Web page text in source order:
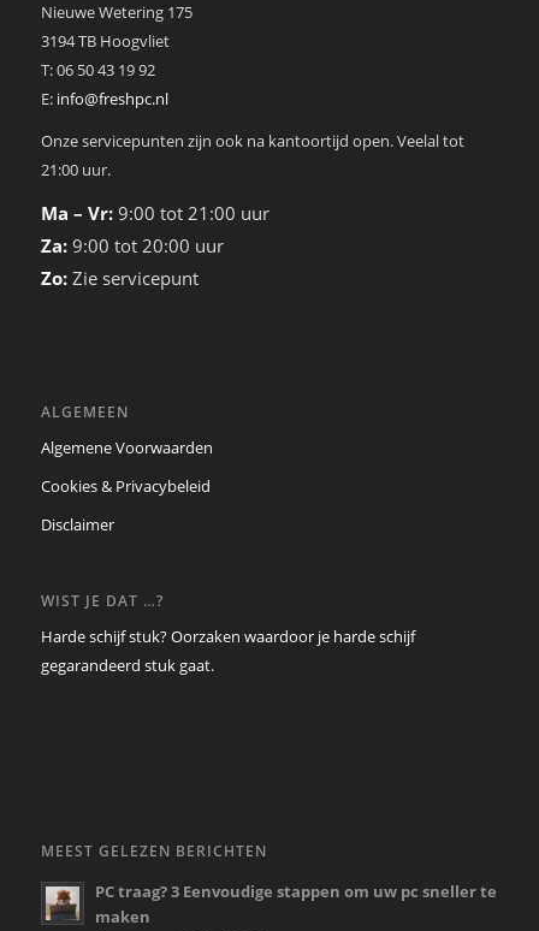
Nieuwe Wetering 175
3194 TB Hoogvliet
T: 06 50 43 19 92
E: info@freshpc.nl
Onze servicepunten zijn ook na kantoortijd open. Veelal tot
21:00 uur.
Ma – Vr:9:00 tot 21:00 uur
Za:9:00 tot 20:00 uur
Zo: Zie servicepunt
ALGEMEEN
Algemene Voorwaarden
Cookies & Privacybeleid
Disclaimer
WIST JE DAT …?
Harde schijf stuk? Oorzaken waardoor je harde schijf
gegarandeerd stuk gaat.
MEEST GELEZEN BERICHTEN
PC traag? 3 Eenvoudige stappen om uw pc sneller te
maken